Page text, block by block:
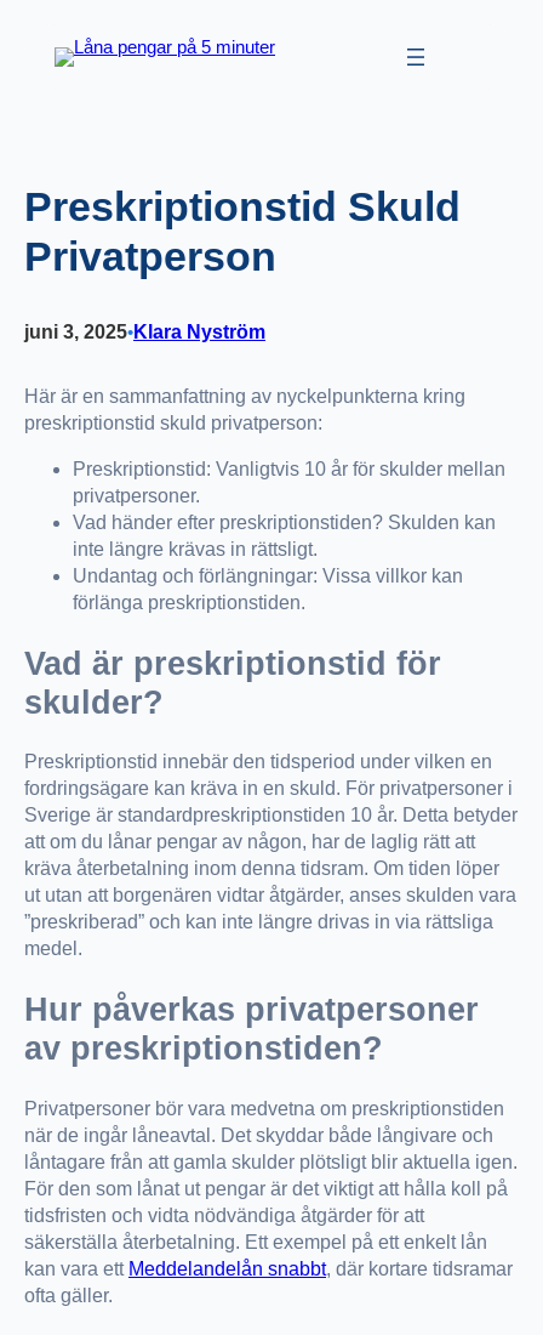
innehåll
Preskriptionstid Skuld
Privatperson
juni 3, 2025•Klara Nyström
Här är en sammanfattning av nyckelpunkterna kring
preskriptionstid skuld privatperson:
Preskriptionstid: Vanligtvis 10 år för skulder mellan
privatpersoner.
Vad händer efter preskriptionstiden? Skulden kan
inte längre krävas in rättsligt.
Undantag och förlängningar: Vissa villkor kan
förlänga preskriptionstiden.
Vad är preskriptionstid för
skulder?
Preskriptionstid innebär den tidsperiod under vilken en
fordringsägare kan kräva in en skuld. För privatpersoner i
Sverige är standardpreskriptionstiden 10 år. Detta betyder
att om du lånar pengar av någon, har de laglig rätt att
kräva återbetalning inom denna tidsram. Om tiden löper
ut utan att borgenären vidtar åtgärder, anses skulden vara
”preskriberad” och kan inte längre drivas in via rättsliga
medel.
Hur påverkas privatpersoner
av preskriptionstiden?
Privatpersoner bör vara medvetna om preskriptionstiden
när de ingår låneavtal. Det skyddar både långivare och
låntagare från att gamla skulder plötsligt blir aktuella igen.
För den som lånat ut pengar är det viktigt att hålla koll på
tidsfristen och vidta nödvändiga åtgärder för att
säkerställa återbetalning. Ett exempel på ett enkelt lån
kan vara ett Meddelandelån snabbt, där kortare tidsramar
ofta gäller.